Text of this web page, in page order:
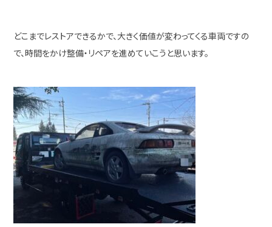
どこまでレストアできるかで、大きく価値が変わってくる車両ですの
で、時間をかけ整備・リペアを進めていこうと思います。